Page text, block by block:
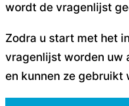
wordt de vragenlijst
Zodra u start met het
vragenlijst worden uw
en kunnen ze gebruikt